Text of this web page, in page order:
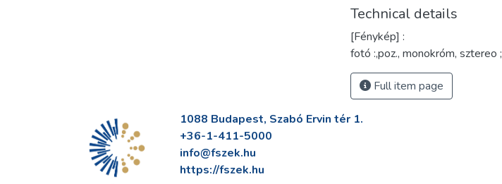
Technical details
[Fénykép] :
fotó :,poz., monokróm, sztereo ;
Full item page
1088 Budapest, Szabó Ervin tér 1.
+36-1-411-5000
info@fszek.hu
https://fszek.hu